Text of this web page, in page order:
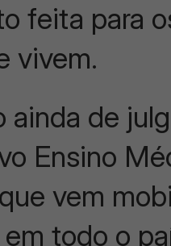
feita para
vivem.
ainda de
Ensino
vem
todo o